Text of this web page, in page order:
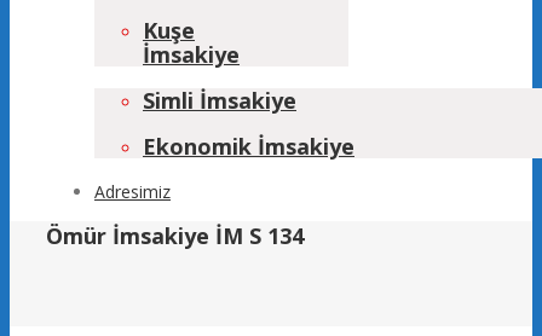
Kuşe
İmsakiye
Simli İmsakiye
Ekonomik İmsakiye
Adresimiz
Ömür İmsakiye İM S 134